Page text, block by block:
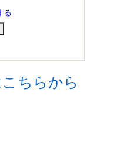
る
ちらから